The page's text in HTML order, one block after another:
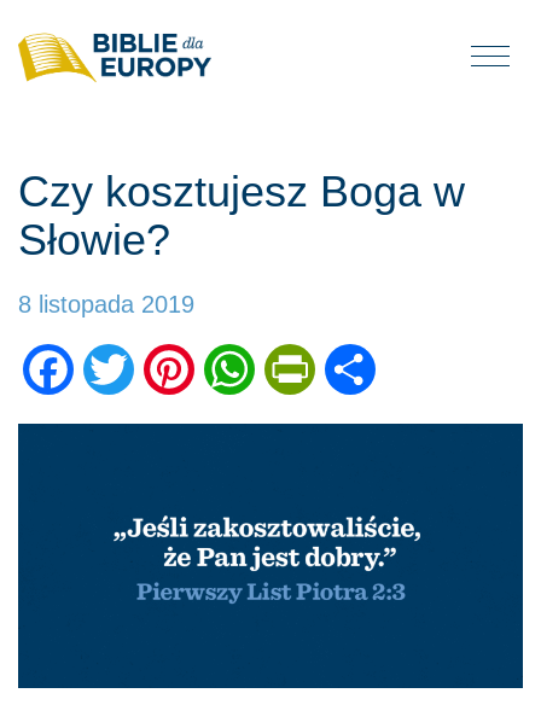
Czy kosztujesz Boga w
Słowie?
8 listopada 2019
FacebookTwitter PinterestWhatsAppPrintFriendly